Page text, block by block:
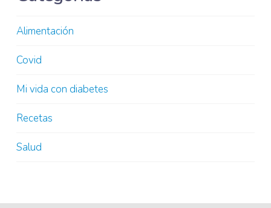
Alimentación
Covid
Mi vida con diabetes
Recetas
Salud